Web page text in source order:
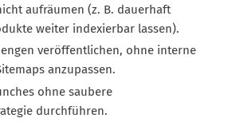
aufräumen (z. B. dauerhaft
weiter indexierbar lassen).
veröffentlichen, ohne interne
anzupassen.
ohne saubere
durchführen.